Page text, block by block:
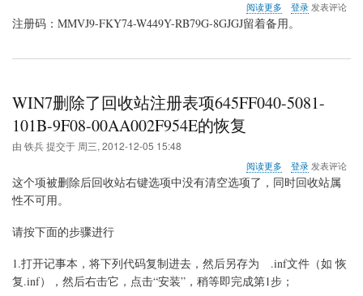
阅读更多
于
Visual
Express
Windows
登录发表评论
注册码：MMVJ9-FKY74-W449Y-RB79G-8GJGJ留着备用。
WIN7删除了回收站注册表项645FF040-5081-
101B-9F08-00AA002F954E的恢复
由 铁兵提交于 周三, 2012-12-05 15:48
阅读更多
于
WIN7
收
注
登录发表评论
这个项被删除后回收站右键选项中没有清空选项了，同时回收站属
性不可用。
请按下面的步骤进行
1.打开记事本，将下列代码复制进去，然后另存为 .inf文件（如 恢
复.inf），然后右击它，点击“安装”，稍等即完成第1步；